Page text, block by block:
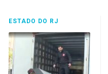
ESTADO DO RJ